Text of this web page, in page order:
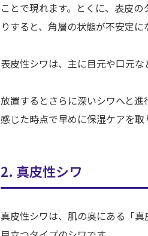
ことで現れます。とくに、表皮
りすると、角層の状態が不安定に
表皮性シワは、主に目元や口元な
放置するとさらに深いシワへと
感じた時点で早めに保湿ケアを取
2. 真皮性シワ
真皮性シワは、肌の奥にある「